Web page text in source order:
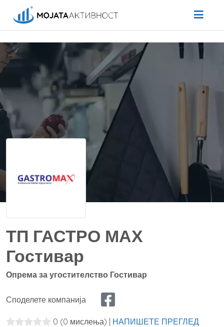
ТП ГАСТРО МАХ
Гостивар
Опрема за угостителство Гостивар
Споделете компанија
0 (0 мислења) | НАПИШЕТЕ ПРЕГЛЕД